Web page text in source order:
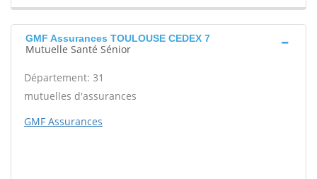
GMF Assurances TOULOUSE CEDEX 7
Mutuelle Santé Sénior
Département: 31
mutuelles d'assurances
GMF Assurances